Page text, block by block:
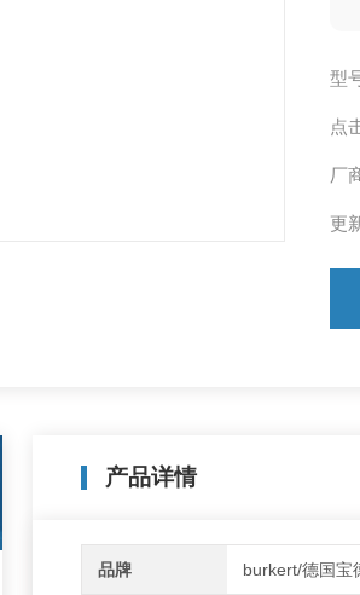
型
点
厂
更
产品详情
品牌 burkert/德国宝